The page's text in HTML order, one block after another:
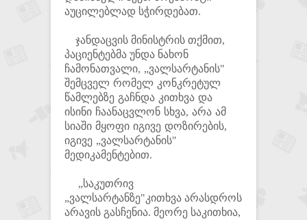
აუცილებლად სჭირდებათ.
ჯანდაცვის მინისტრის თქმით,
პაციენტებმა უნდა ნახონ
ჩამონათვალი, „ვალსარტანის"
შემცველ რომელ კონკრეტულ
წამლებზე გაჩნდა კითხვა და
ისინი ჩაანაცვლონ სხვა, არა ამ
სიაში მყოფი იგივე დოზირების,
იგივე „ვალსარტანის"
მედიკამენტებით.
„საკუთრივ
„ვალსარტანზე"კითხვა არასდროს
არავის გასჩენია. მეორე საკითხია,